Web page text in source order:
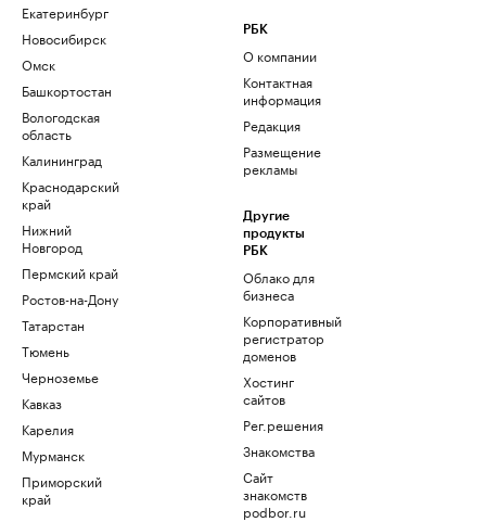
Екатеринбург
Новосибирск
Омск
Башкортостан
Вологодская
область
Калининград
Краснодарский
край
Нижний
Новгород
Пермский край
Ростов-на-Дону
Татарстан
Тюмень
Черноземье
Кавказ
Карелия
Мурманск
Приморский
край
РБК
О компании
Контактная
информация
Редакция
Размещение
рекламы
Другие
продукты
РБК
Облако для
бизнеса
Корпоративный
регистратор
доменов
Хостинг
сайтов
Рег.решения
Знакомства
Сайт
знакомств
podbor.ru